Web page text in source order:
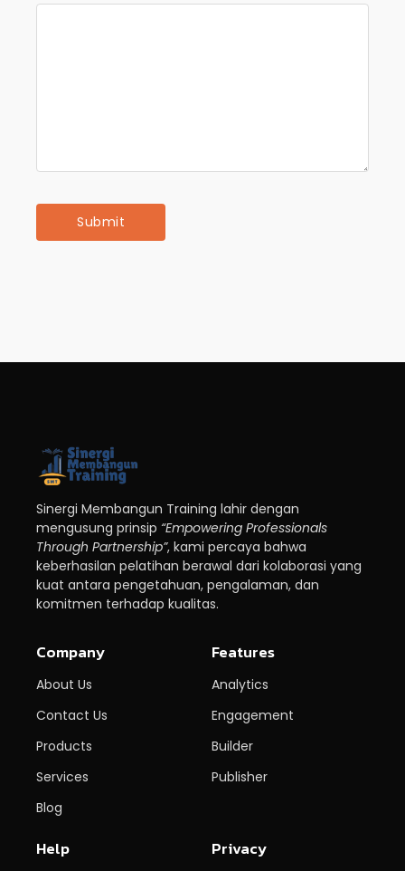
Sinergi Membangun Training lahir dengan
mengusung prinsip “Empowering Professionals
Through Partnership”, kami percaya bahwa
keberhasilan pelatihan berawal dari kolaborasi yang
kuat antara pengetahuan, pengalaman, dan
komitmen terhadap kualitas.
Company
About Us
Contact Us
Products
Services
Blog
Features
Analytics
Engagement
Builder
Publisher
Help Privacy